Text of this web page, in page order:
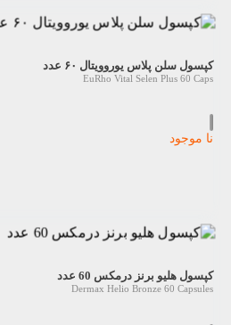
کپسول سلن پلاس یوروویتال ۶۰ عدد
EuRho Vital Selen Plus 60 Caps
نا موجود
کپسول هلیو برنز درمکس 60 عدد
Dermax Helio Bronze 60 Capsules